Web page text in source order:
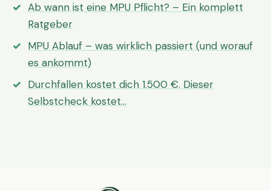
Ab wann ist eine MPU Pflicht? – Ein komplett
Ratgeber
MPU Ablauf – was wirklich passiert (und worauf
es ankommt)
Durchfallen kostet dich 1.500 €. Dieser
Selbstcheck kostet…